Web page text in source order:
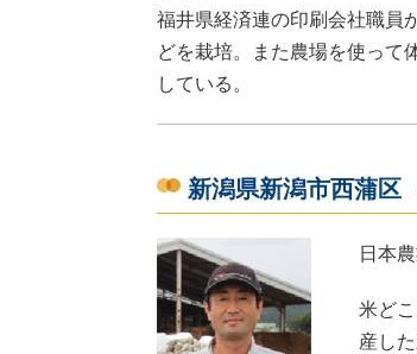
福井県経済連の印刷会社職員
どを栽培。また農場を使って
している。
新潟県新潟市西蒲
日本
米ど
産し